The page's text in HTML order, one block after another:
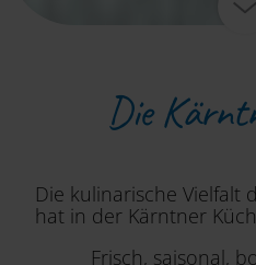
Die
Die kulinarische Vielfalt
hat in der Kärntner
Frisch, saisonal,